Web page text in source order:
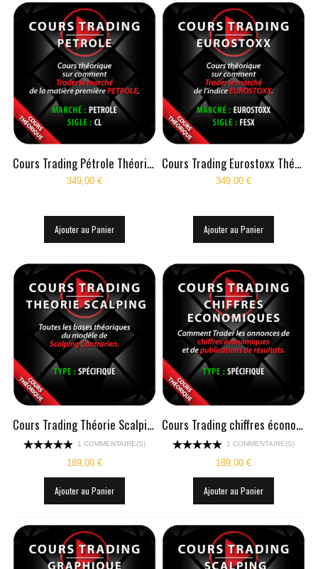
Cours Trading Pétrole Théorique
349,00 €
Ajouter au Panier
Cours Trading Eurostoxx Théorique
349,00 €
Ajouter au Panier
Cours Trading Théorie Scalping
1 COMMENTAIRE(S)
189,00 €
Ajouter au Panier
Cours Trading chiffres économiques
1 COMMENTAIRE(S)
189,00 €
Ajouter au Panier